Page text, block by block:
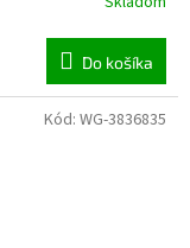
Do košíka
Kód: WG-3836835